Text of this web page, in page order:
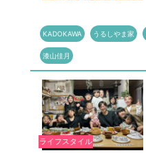
KADOKAWA うるしやま家
漆山佳月
ライフスタイル